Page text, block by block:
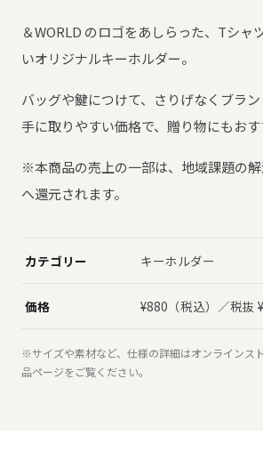
＆WORLD のロゴをあしらった、Tシャ
いオリジナルキーホルダー。
バッグや鍵につけて、さりげなくブラン
手に取りやすい価格で、贈り物にもおす
※本商品の売上の一部は、地域課題の
へ還元されます。
カテゴリー キーホルダー
価格 ¥880（税込）／税抜
※サイズや素材など、仕様の詳細はオンラインス
品ページをご覧ください。